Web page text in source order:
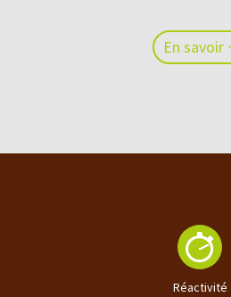
En savoir
Réactivité